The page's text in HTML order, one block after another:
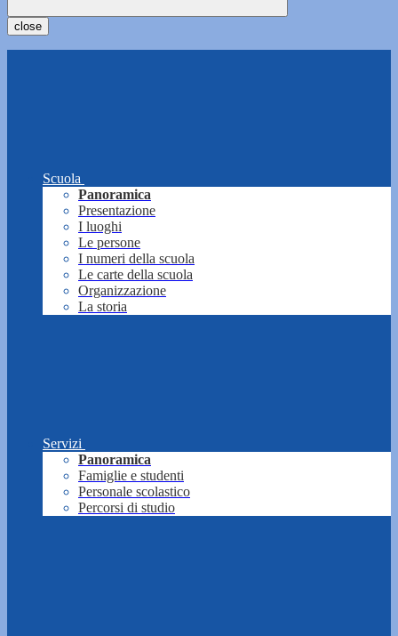
close
Scuola
Panoramica
Presentazione
I luoghi
Le persone
I numeri della scuola
Le carte della scuola
Organizzazione
La storia
Servizi
Panoramica
Famiglie e studenti
Personale scolastico
Percorsi di studio